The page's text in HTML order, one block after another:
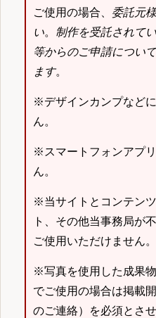
ご使用の場合、 委託元
い。 制作を受託されて
等からのご申請につい
ます。
※デザインカンプなど
ん。
※スマートフォンアプ
ん。
※当サイトとコンテン
ト、その他当事務局が
ご使用いただけません。
※写真を使用した成果
でご使用の場合は掲載
のご連絡）を必須とさ